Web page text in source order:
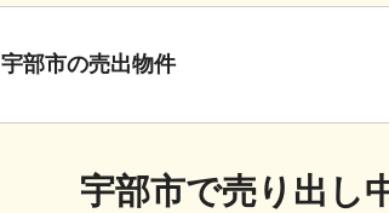
宇部市の売出物件
宇部市で売り出し